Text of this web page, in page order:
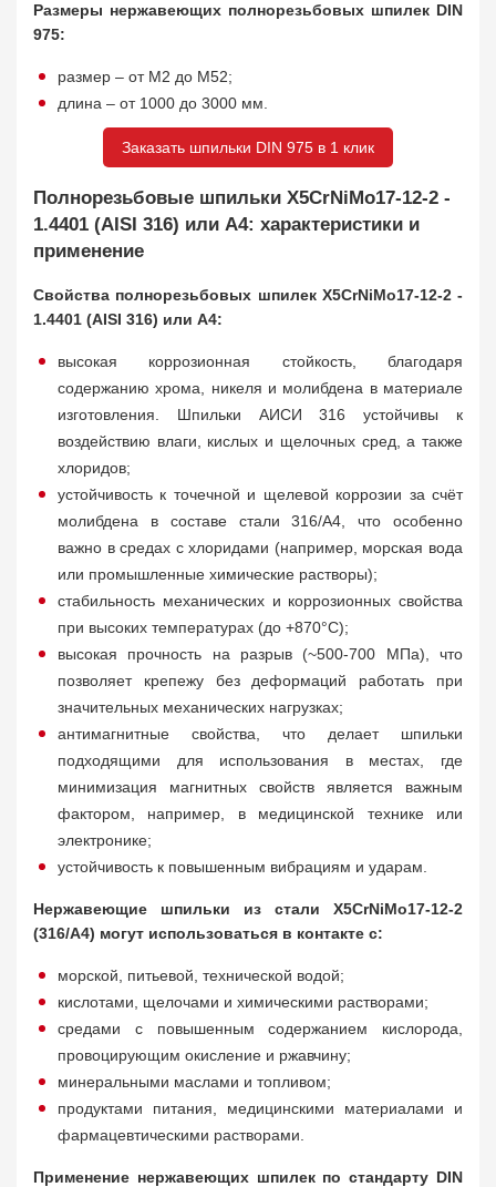
Размеры нержавеющих полнорезьбовых шпилек DIN
975:
размер – от М2 до М52;
длина – от 1000 до 3000 мм.
Заказать шпильки DIN 975 в 1 клик
Полнорезьбовые шпильки X5CrNiMo17-12-2 -
1.4401 (AISI 316) или A4: характеристики и
применение
Свойства полнорезьбовых шпилек X5CrNiMo17-12-2 -
1.4401 (AISI 316) или A4:
высокая коррозионная стойкость, благодаря
содержанию хрома, никеля и молибдена в материале
изготовления. Шпильки АИСИ 316 устойчивы к
воздействию влаги, кислых и щелочных сред, а также
хлоридов;
устойчивость к точечной и щелевой коррозии за счёт
молибдена в составе стали 316/A4, что особенно
важно в средах с хлоридами (например, морская вода
или промышленные химические растворы);
стабильность механических и коррозионных свойства
при высоких температурах (до +870°C);
высокая прочность на разрыв (~500-700 МПа), что
позволяет крепежу без деформаций работать при
значительных механических нагрузках;
антимагнитные свойства, что делает шпильки
подходящими для использования в местах, где
минимизация магнитных свойств является важным
фактором, например, в медицинской технике или
электронике;
устойчивость к повышенным вибрациям и ударам.
Нержавеющие шпильки из стали X5CrNiMo17-12-2
(316/A4) могут использоваться в контакте с:
морской, питьевой, технической водой;
кислотами, щелочами и химическими растворами;
средами с повышенным содержанием кислорода,
провоцирующим окисление и ржавчину;
минеральными маслами и топливом;
продуктами питания, медицинскими материалами и
фармацевтическими растворами.
Применение нержавеющих шпилек по стандарту DIN